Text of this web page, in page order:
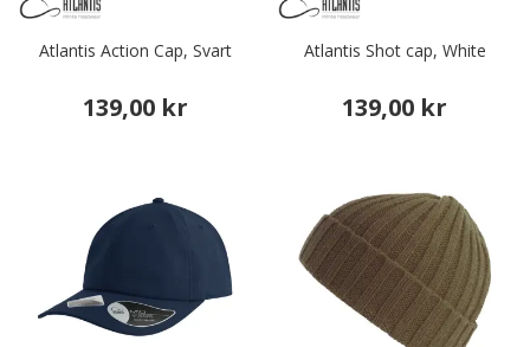
Atlantis Action Cap, Svart
139,00 kr
Atlantis Shot cap, White
139,00 kr